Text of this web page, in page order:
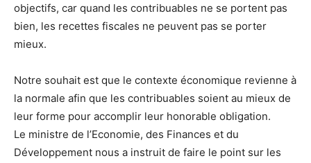
objectifs, car quand les contribuables ne se portent pas
bien, les recettes fiscales ne peuvent pas se porter
mieux.
Notre souhait est que le contexte économique revienne à
la normale afin que les contribuables soient au mieux de
leur forme pour accomplir leur honorable obligation.
Le ministre de l’Economie, des Finances et du
Développement nous a instruit de faire le point sur les